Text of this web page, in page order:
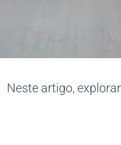
Neste artigo,